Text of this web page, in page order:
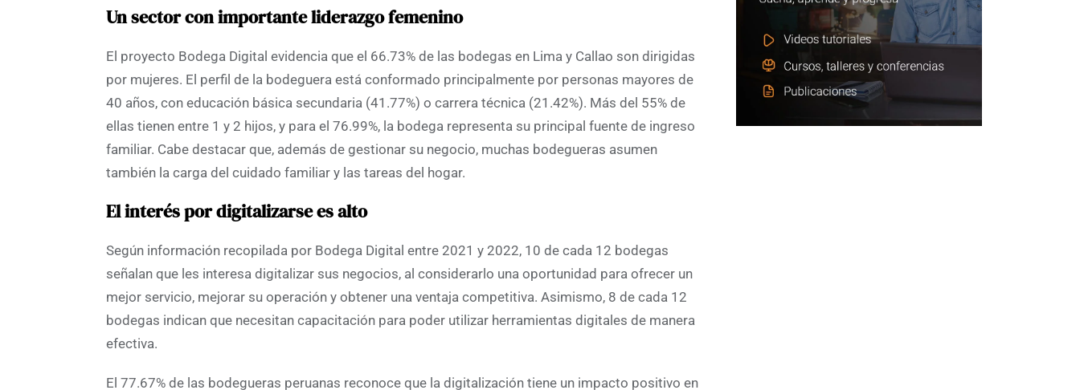
Un sector con importante liderazgo femenino
El proyecto Bodega Digital evidencia que el 66.73% de las bodegas en Lima y Callao son dirigidas
por mujeres. El perfil de la bodeguera está conformado principalmente por personas mayores de
40 años, con educación básica secundaria (41.77%) o carrera técnica (21.42%). Más del 55% de
ellas tienen entre 1 y 2 hijos, y para el 76.99%, la bodega representa su principal fuente de ingreso
familiar. Cabe destacar que, además de gestionar su negocio, muchas bodegueras asumen
también la carga del cuidado familiar y las tareas del hogar.
El interés por digitalizarse es alto
Según información recopilada por Bodega Digital entre 2021 y 2022, 10 de cada 12 bodegas
señalan que les interesa digitalizar sus negocios, al considerarlo una oportunidad para ofrecer un
mejor servicio, mejorar su operación y obtener una ventaja competitiva. Asimismo, 8 de cada 12
bodegas indican que necesitan capacitación para poder utilizar herramientas digitales de manera
efectiva.
El 77.67% de las bodegueras peruanas reconoce que la digitalización tiene un impacto positivo en